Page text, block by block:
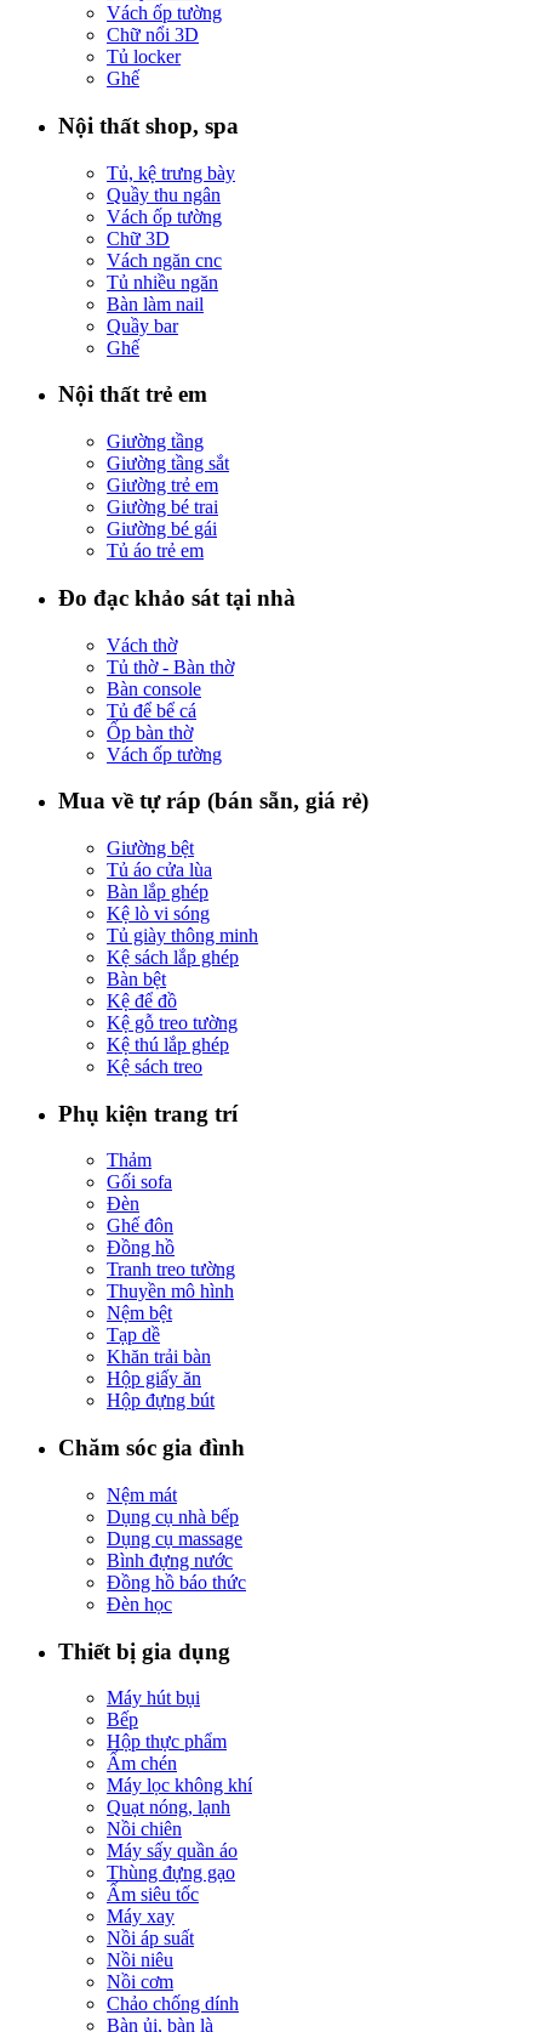
Vách ốp tường
Chữ nổi 3D
Tủ locker
Ghế
Nội thất shop, spa
Tủ, kệ trưng bày
Quầy thu ngân
Vách ốp tường
Chữ 3D
Vách ngăn cnc
Tủ nhiều ngăn
Bàn làm nail
Quầy bar
Ghế
Nội thất trẻ em
Giường tầng
Giường tầng sắt
Giường trẻ em
Giường bé trai
Giường bé gái
Tủ áo trẻ em
Đo đạc khảo sát tại nhà
Vách thờ
Tủ thờ - Bàn thờ
Bàn console
Tủ để bể cá
Ốp bàn thờ
Vách ốp tường
Mua về tự ráp (bán sẵn, giá rẻ)
Giường bệt
Tủ áo cửa lùa
Bàn lắp ghép
Kệ lò vi sóng
Tủ giày thông minh
Kệ sách lắp ghép
Bàn bệt
Kệ để đồ
Kệ gỗ treo tường
Kệ thú lắp ghép
Kệ sách treo
Phụ kiện trang trí
Thảm
Gối sofa
Đèn
Ghế đôn
Đồng hồ
Tranh treo tường
Thuyền mô hình
Nệm bệt
Tạp dề
Khăn trải bàn
Hộp giấy ăn
Hộp đựng bút
Chăm sóc gia đình
Nệm mát
Dụng cụ nhà bếp
Dụng cụ massage
Bình đựng nước
Đồng hồ báo thức
Đèn học
Thiết bị gia dụng
Máy hút bụi
Bếp
Hộp thực phẩm
Ấm chén
Máy lọc không khí
Quạt nóng, lạnh
Nồi chiên
Máy sấy quần áo
Thùng đựng gạo
Ấm siêu tốc
Máy xay
Nồi áp suất
Nồi niêu
Nồi cơm
Chảo chống dính
Bàn ủi, bàn là